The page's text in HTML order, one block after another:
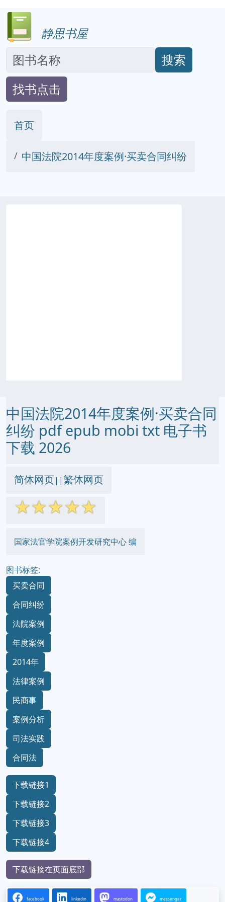
静思书屋
搜索
找书点击
首页
中国法院2014年度案例·买卖合同纠纷
中国法院2014年度案例·买卖合同
纠纷 pdf epub mobi txt 电子书
下载 2026
简体网页||繁体网页
☆☆☆☆☆
国家法官学院案例开发研究中心 编
图书标签:
买卖合同
合同纠纷
法院案例
年度案例
2014年
法律案例
民商事
案例分析
司法实践
合同法
下载链接1
下载链接2
下载链接3
下载链接4
下载链接在页面底部
facebook linkedin mastodon messenger